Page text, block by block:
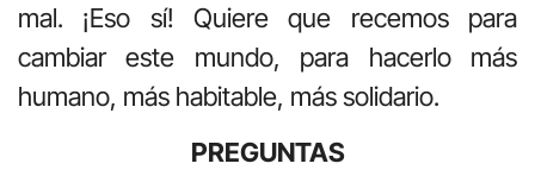
mal. ¡Eso sí! Quiere que recemos para
cambiar este mundo, para hacerlo más
humano, más habitable, más solidario.
PREGUNTAS